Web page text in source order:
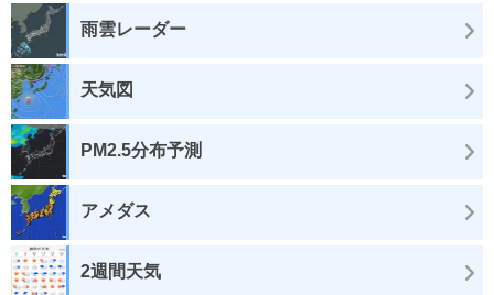
雨雲レーダー
天気図
PM2.5分布予測
アメダス
2週間天気